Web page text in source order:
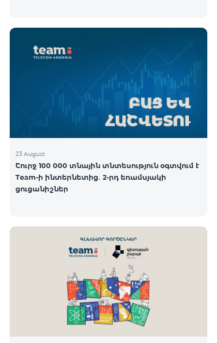
23 August
Շուրջ 100 000 տնային տնտեսություն օգտվում է
Team-ի ինտերնետից․ 2-րդ եռամսյակի
ցուցանիշներ